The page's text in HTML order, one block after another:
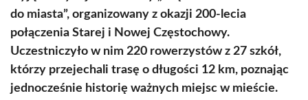
do miasta”, organizowany z okazji 200-lecia
połączenia Starej i Nowej Częstochowy.
Uczestniczyło w nim 220 rowerzystów z 27 szkół,
którzy przejechali trasę o długości 12 km, poznając
jednocześnie historię ważnych miejsc w mieście.